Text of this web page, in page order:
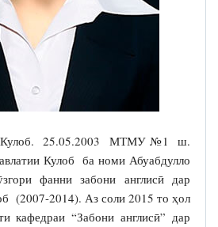
Кулоб. 25.05.2003 МТМУ №1 ш.
Кулоб ба номи Абуабдулло
фанни забони англисӣ дар
2014). Аз соли 2015 то ҳол
кафедраи “Забони англисӣ” дар